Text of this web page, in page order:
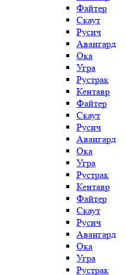
Файтер
Скаут
Русич
Авангард
Ока
Угра
Рустрак
Кентавр
Файтер
Скаут
Русич
Авангард
Ока
Угра
Рустрак
Кентавр
Файтер
Скаут
Русич
Авангард
Ока
Угра
Рустрак